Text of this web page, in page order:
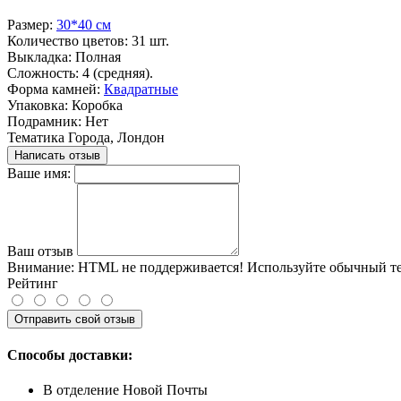
Размер: 30*40 см
Количество цветов: 31 шт.
Выкладка: Полная
Сложность: 4 (средняя).
Форма камней: Квадратные
Упаковка: Коробка
Подрамник: Нет
Тематика Города, Лондон
Написать отзыв
Ваше имя:
Ваш отзыв
Внимание: HTML не поддерживается! Используйте обычный
Рейтинг
Отправить свой отзыв
Способы доставки:
В отделение Новой Почты